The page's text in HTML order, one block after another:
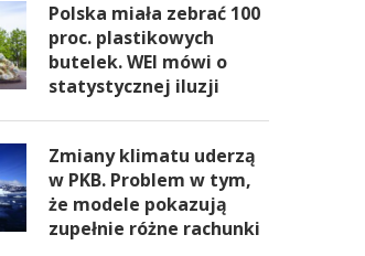
Polska miała zebrać 100
proc. plastikowych
butelek. WEI mówi o
statystycznej iluzji
Zmiany klimatu uderzą
w PKB. Problem w tym,
że modele pokazują
zupełnie różne rachunki